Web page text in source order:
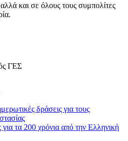
και σε όλους τους συμπολίτες
ΓΕΣ
δράσεις για τους
τα 200 χρόνια από την Ελληνική